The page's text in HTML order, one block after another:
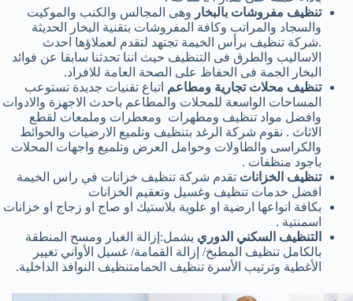
تنظيف مفروشات بالبخار وهى المجالس والكنب والموكيت
والسجاد والمراتب وكافة المفروشات بتقنية البخار الحديثة
.شركة تنظيف برأس الخيمة تجتهد لتقدم لعملاؤها احدث
الاساليب والطرق فى التنظيف حيث اننا تحدثنا سابقا عن فوائد
البخار الجمة فى الحفاظ على الصحة العامة للافراد.
تنظيف محلات تجارية ومطاعم اتباع تقنيات جديدة تستوعب
المساحات الواسعة للمحلات والمطاعم باحدث الاجهزة والادوات
وافضل مواد تنظيف ومطهرات ومعطرات وملمعات لقطع
الاثاث . نقوم شركة الرغد بتنظيف وتلميع الارضيات والحوائط
والكراسى والطاولات وحوامل العرض وتلميع واجهات المحلات
باجود منظفات .
تنظيف الخزانات تقدم شركة تنظيف خزانات في راس الخيمة
افضل خدمات تنظيف وغسيل وتعقيم الخزانات
بكافة انواعها ارضية او علوية بلاستيك او صاج او زجاج او خزانات
اسمنتية .
التنظيف السكني الدوري يشمل:إزالة الغبار ومسح المنطقة
بالكامل تنظيف المطبخ/ إزالة القمامة/ غسيل الأواني تغيير
الأغطية وترتيب الأسرة تنظيف الحمامتنظيف النوافذ الداخلية.